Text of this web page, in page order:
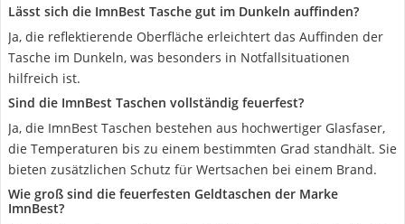
Lässt sich die ImnBest Tasche gut im Dunkeln auffinden?
Ja, die reflektierende Oberfläche erleichtert das Auffinden der
Tasche im Dunkeln, was besonders in Notfallsituationen
hilfreich ist.
Sind die ImnBest Taschen vollständig feuerfest?
Ja, die ImnBest Taschen bestehen aus hochwertiger Glasfaser,
die Temperaturen bis zu einem bestimmten Grad standhält. Sie
bieten zusätzlichen Schutz für Wertsachen bei einem Brand.
Wie groß sind die feuerfesten Geldtaschen der Marke
ImnBest?